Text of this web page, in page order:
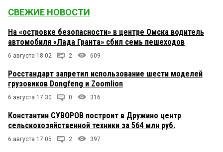
СВЕЖИЕ НОВОСТИ
На «островке безопасности» в центре Омска водитель
автомобиля «Лада Гранта» сбил семь пешеходов
6 августа 18:02 2 609
Росстандарт запретил использование шести моделей
грузовиков Dongfeng и Zoomlion
6 августа 17:30 0 316
Константин СУВОРОВ построит в Дружино центр
сельскохозяйственной техники за 564 млн руб.
6 августа 17:05 2 397